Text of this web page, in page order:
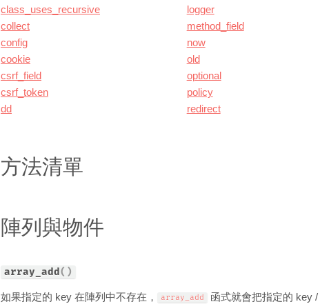
class_uses_recursive
collect
config
cookie
csrf_field
csrf_token
dd
logger
method_field
now
old
optional
policy
redirect
方法清單
陣列與物件
array_add ( )
如果指定的 key 在陣列中不存在， array_add 函式就會把指定的 key /